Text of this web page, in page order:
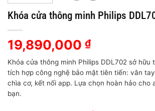
Khóa cửa thông minh Philips
19,890,000 ₫
Khóa cửa thông minh Philips DDL702 sở hữu
tích hợp công nghệ bảo mật tiên tiến: vân
chìa cơ, kết nối app. Lựa chọn hoàn hảo cho
bạn.